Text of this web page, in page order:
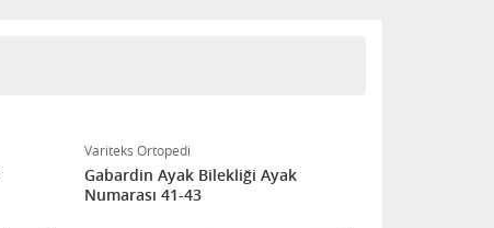
Variteks Ortopedi
Gabardin Ayak Bilekliği Ayak
Numarası 41-43